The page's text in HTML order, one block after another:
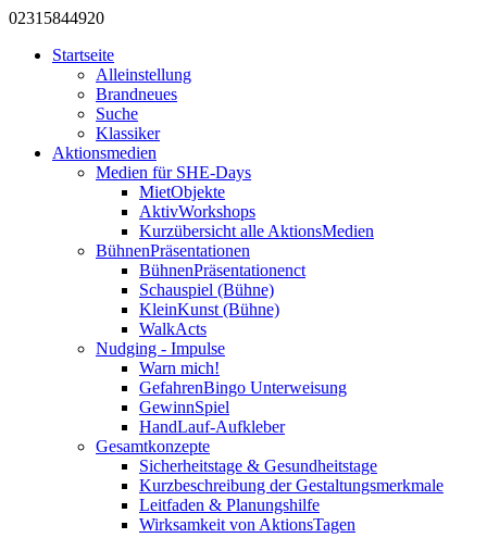
0231 5844920
Startseite
Alleinstellung
Brandneues
Suche
Klassiker
Aktionsmedien
Medien für SHE-Days
MietObjekte
AktivWorkshops
Kurzübersicht alle AktionsMedien
BühnenPräsentationen
BühnenPräsentationenct
Schauspiel (Bühne)
KleinKunst (Bühne)
WalkActs
Nudging - Impulse
Warn mich!
GefahrenBingo Unterweisung
GewinnSpiel
HandLauf-Aufkleber
Gesamtkonzepte
Sicherheitstage & Gesundheitstage
Kurzbeschreibung der Gestaltungsmerkmale
Leitfaden & Planungshilfe
Wirksamkeit von AktionsTagen